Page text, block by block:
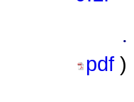
·
pdf )